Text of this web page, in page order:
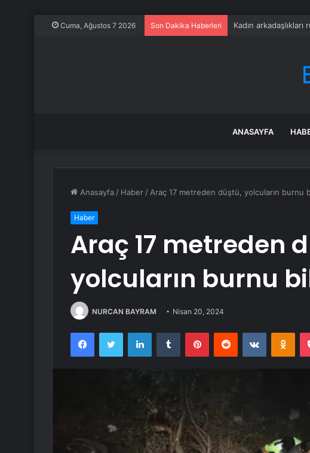
Cuma, Ağustos 7 2026 Son Dakika Haberleri Kadın arkadaşlıkları
ANASAYFA
Anasayfa / Haber / Araç 17 metreden düştü, yolcuların burnu
Haber
Araç 17 metreden
yolcuların burnu
NURCAN BAYRAM Nisan 20, 2024
FacebookTwitter LinkedInTumblr PinterestReddit VKontakte